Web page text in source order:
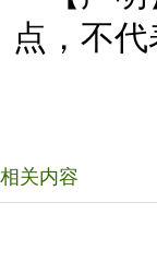
点，不
相关内容